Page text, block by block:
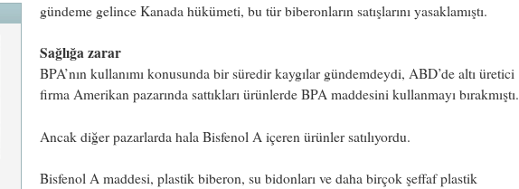
gündeme gelince Kanada hükümeti, bu tür biberonların satışlarını yasaklamıştı.
Sağlığa zarar
BPA’nın kullanımı konusunda bir süredir kaygılar gündemdeydi, ABD’de altı üretici
firma Amerikan pazarında sattıkları ürünlerde BPA maddesini kullanmayı bırakmıştı.
Ancak diğer pazarlarda hala Bisfenol A içeren ürünler satılıyordu.
Bisfenol A maddesi, plastik biberon, su bidonları ve daha birçok şeffaf plastik